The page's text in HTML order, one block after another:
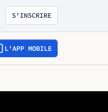
S'INSCRIRE
L'APP MOBILE